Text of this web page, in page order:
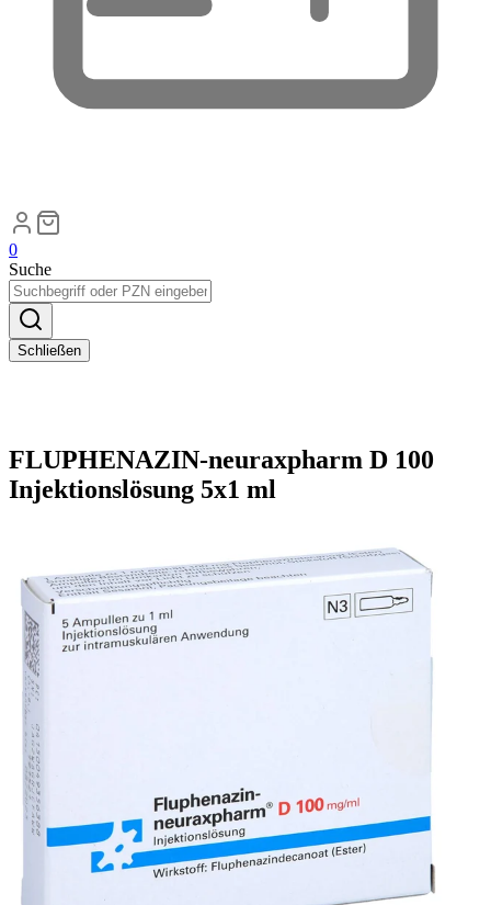
0
Suche
Schließen
FLUPHENAZIN-neuraxpharm D 100
Injektionslösung 5x1 ml